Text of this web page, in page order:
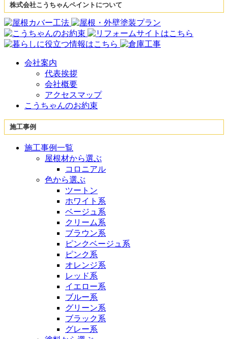
株式会社こうちゃんペイントについて
会社案内
代表挨拶
会社概要
アクセスマップ
こうちゃんのお約束
施工事例
施工事例一覧
屋根材から選ぶ
コロニアル
色から選ぶ
ツートン
ホワイト系
ベージュ系
クリーム系
ブラウン系
ピンクベージュ系
ピンク系
オレンジ系
レッド系
イエロー系
ブルー系
グリーン系
ブラック系
グレー系